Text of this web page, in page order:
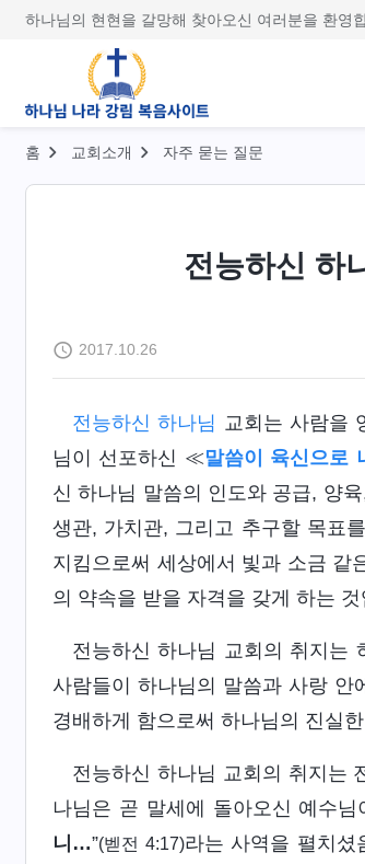
하나님의 현현을 갈망해 찾아오신 여러분을 환영
홈 교회소개 자주 묻는 질문
전능하신 하
2017.10.26
전능하신 하나님 교회는 사람을
님이 선포하신 ≪말씀이 육신으로
신 하나님 말씀의 인도와 공급, 양
생관, 가치관, 그리고 추구할 목표
지킴으로써 세상에서 빛과 소금 같
의 약속을 받을 자격을 갖게 하는 것
전능하신 하나님 교회의 취지는
사람들이 하나님의 말씀과 사랑
경배하게 함으로써 하나님의 진실
전능하신 하나님 교회의 취지는
나님은 곧 말세에 돌아오신 예수
니…”(벧전 4:17)라는 사역을 펼치셨